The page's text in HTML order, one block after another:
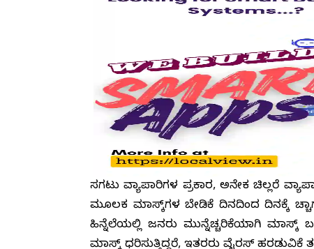
ಸಗಟು ವ್ಯಾಪಾರಿಗಳ ಪ್ರಕಾರ, ಅನೇಕ ಚಿಲ್ಲರೆ
ಮೂಲಕ ಮಾಸ್ಕ್‌ಗಳ ಬೇಡಿಕೆ ದಿನದಿಂದ ದಿನಕ್ಕೆ
ಹಿನ್ನೆಲೆಯಲ್ಲಿ ಜನರು ಮುನ್ನೆಚ್ಚರಿಕೆಯಾಗಿ ಮಾಸ್ಕ್
ಮಾಸ್ಕ್ ಧರಿಸುತ್ತಿದ್ದರೆ, ಇತರರು ವೈರಸ್ ಹರಡುವಿಕೆ